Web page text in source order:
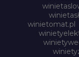
winietomat.pl